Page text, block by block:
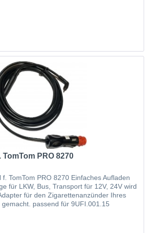
PRO 8270
f. TomTom PRO 8270 Einfaches Aufladen
für LKW, Bus, Transport für 12V, 24V wird
für den Zigarettenanzünder Ihres
passend für 9UFI.001.15